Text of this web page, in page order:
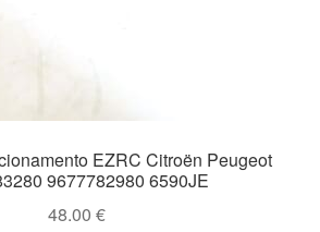
EZRC Citroën Peugeot
9677782980 6590JE
48.00 €